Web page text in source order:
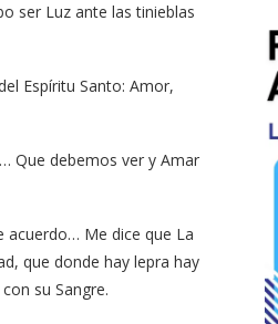
ser Luz ante las tinieblas
Espíritu Santo: Amor,
Que debemos ver y Amar
acuerdo… Me dice que La
que donde hay lepra hay
su Sangre.